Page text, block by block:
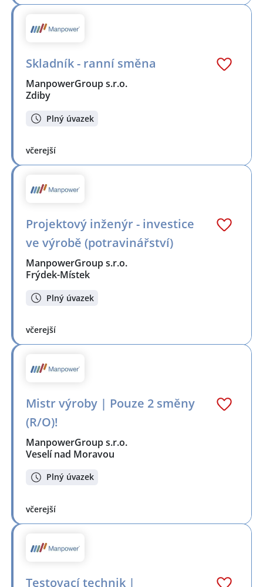
Skladník - ranní směna
ManpowerGroup s.r.o.
Zdiby
Plný úvazek
včerejší
Projektový inženýr - investice
ve výrobě (potravinářství)
ManpowerGroup s.r.o.
Frýdek-Místek
Plný úvazek
včerejší
Mistr výroby | Pouze 2 směny
(R/O)!
ManpowerGroup s.r.o.
Veselí nad Moravou
Plný úvazek
včerejší
Testovací technik |